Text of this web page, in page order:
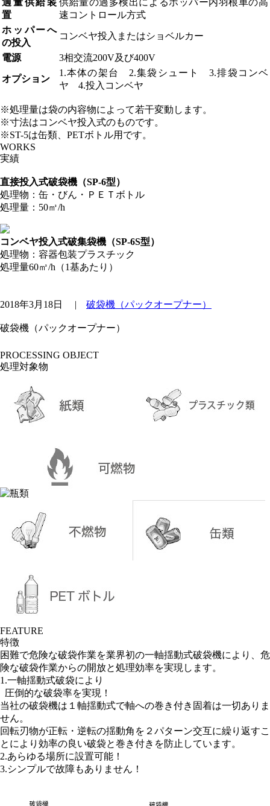
置
速コントロール方式
ホッパーへ
の投入
コンベヤ投入またはショベルカー
電源 3相交流200V及び400V
オプション
1.本体の架台 2.集袋シュート 3.排袋コンベ
ヤ 4.投入コンベヤ
※処理量は袋の内容物によって若干変動します。
※寸法はコンベヤ投入式のものです。
※ST-5は缶類、PETボトル用です。
WORKS
実績
直接投入式破袋機（SP-6型）
処理物：缶・びん・ＰＥＴボトル
処理量：50㎥/h
コンベヤ投入式破集袋機（SP-6S型）
処理物：容器包装プラスチック
処理量60㎥/h（1基あたり）
2018年3月18日 | 破袋機（パックオープナー）
破袋機（パックオープナー）
PROCESSING OBJECT
処理対象物
FEATURE
特徴
困難で危険な破袋作業を業界初の一軸揺動式破袋機により、危
険な破袋作業からの開放と処理効率を実現します。
1.一軸揺動式破袋により
圧倒的な破袋率を実現！
当社の破袋機は１軸揺動式で軸への巻き付き固着は一切ありま
せん。
回転刃物が正転・逆転の揺動角を２パターン交互に繰り返すこ
とにより効率の良い破袋と巻き付きを防止しています。
2.あらゆる場所に設置可能！
3.シンプルで故障もありません！